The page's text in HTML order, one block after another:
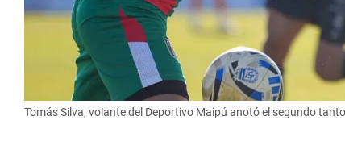
Tomás Silva, volante del Deportivo Maipú anotó el segundo